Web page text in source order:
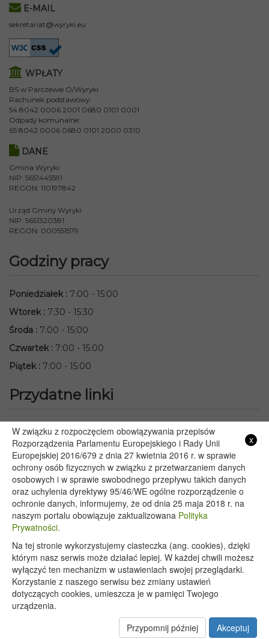
E-MAIL
sekretariat@wyryki.eu
WPŁATY
BS w Parczewie O/Wyryki
Rachunek podstawowy:
54 8042 0006 2001 0680 0101 0001
Odpady komunalne:
65 8042 0006 0680 0101 2000 0310
DANE
Gmina Wyryki
NIP: 5651445591
REGON: 110197842
Urząd Gminy Wyryki
NIP: 5651320381
REGON: 000551579
Godziny pracy
Poniedziałek : 7:00 - 15:00
Wtorek : 7:30 - 15:30
Środa : 7:00 - 15:00
Czwartek : 7:00 - 15:00
Piątek : 7:00 - 15:00
Przydatne linki
Starostwo Powiatowe we Włodawie
Lubelski Urząd Wojewódzki w Lublinie
Urząd Marszałkowski Województwa Lubelskiego w Lublinie
Serwis Rzeczypospolitej Polskiej
PGE – Planowane wyłączenia prądu
Poczta E-mail
Copyright 2020@ - Urząd Gminy Wyryki
x
W związku z rozpoczęciem obowiązywania przepisów
Rozporządzenia Parlamentu Europejskiego i Rady Unii
Europejskiej 2016/679 z dnia 27 kwietnia 2016 r. w sprawie
ochrony osób fizycznych w związku z przetwarzaniem danych
osobowych i w sprawie swobodnego przepływu takich danych
oraz uchylenia dyrektywy 95/46/WE ogólne rozporządzenie o
ochronie danych, informujemy, że od dnia 25 maja 2018 r. na
naszym portalu obowiązuje zaktualizowana Polityka
Prywatności.
Na tej stronie wykorzystujemy ciasteczka (ang. cookies), dzięki
którym nasz serwis może działać lepiej. W każdej chwili możesz
wyłączyć ten mechanizm w ustawieniach swojej przeglądarki.
Korzystanie z naszego serwisu bez zmiany ustawień
dotyczących cookies, umieszcza je w pamięci Twojego
urządzenia.
Akceptuj
Przypomnij później